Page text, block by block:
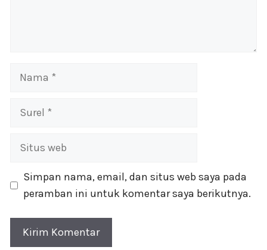
Nama
Surel
Situs
Simpan nama, email, dan situs web saya pada
peramban ini untuk komentar saya berikutnya.